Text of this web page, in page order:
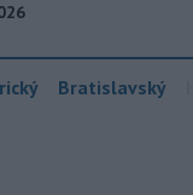
Bratislavský